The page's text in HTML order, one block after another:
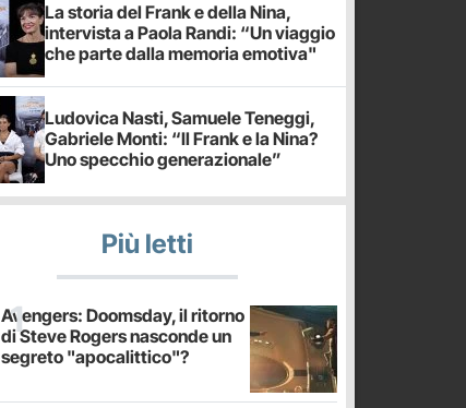
La storia del Frank e della Nina,
intervista a Paola Randi: “Un viaggio
che parte dalla memoria emotiva"
Ludovica Nasti, Samuele Teneggi,
Gabriele Monti: “Il Frank e la Nina?
Uno specchio generazionale”
Più letti
Avengers: Doomsday, il ritorno
di Steve Rogers nasconde un
segreto "apocalittico"?